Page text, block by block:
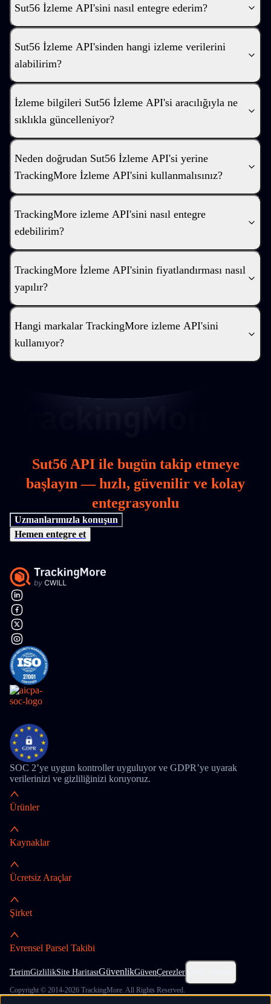
Sut56 İzleme API'sini nasıl entegre ederim?
Sut56 İzleme API'sinden hangi izleme verilerini
alabilirim?
İzleme bilgileri Sut56 İzleme API'si aracılığıyla ne
sıklıkla güncelleniyor?
Neden doğrudan Sut56 İzleme API'si yerine
TrackingMore İzleme API'sini kullanmalısınız?
TrackingMore izleme API'sini nasıl entegre
edebilirim?
TrackingMore İzleme API'sinin fiyatlandırması nasıl
yapılır?
Hangi markalar TrackingMore izleme API'sini
kullanıyor?
Sut56 API ile bugün takip etmeye
başlayın — hızlı, güvenilir ve kolay
entegrasyonlu
Uzmanlarımızla konuşun
Hemen entegre et
SOC 2’ye uygun kontroller uyguluyor ve GDPR’ye uyarak
verilerinizi ve gizliliğinizi koruyoruz.
Ürünler
Kaynaklar
Ücretsiz Araçlar
Şirket
Evrensel Parsel Takibi
TerimGizlilikSite HaritasıGüvenlikGüvenÇerezler
Copyright © 2014-2026 TrackingMore. All Rights Reserved.